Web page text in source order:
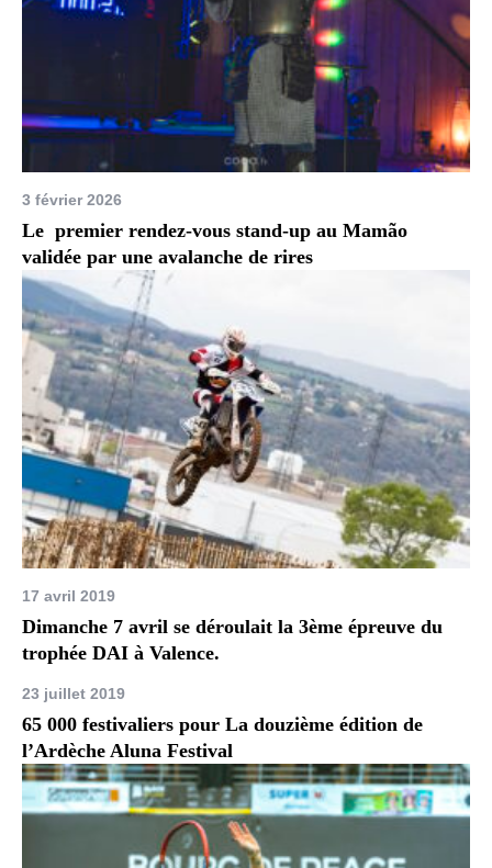
3 février 2026
Le premier rendez-vous stand-up au Mamão
validée par une avalanche de rires
17 avril 2019
Dimanche 7 avril se déroulait la 3ème épreuve du
trophée DAI à Valence.
23 juillet 2019
65 000 festivaliers pour La douzième édition de
l’Ardèche Aluna Festival